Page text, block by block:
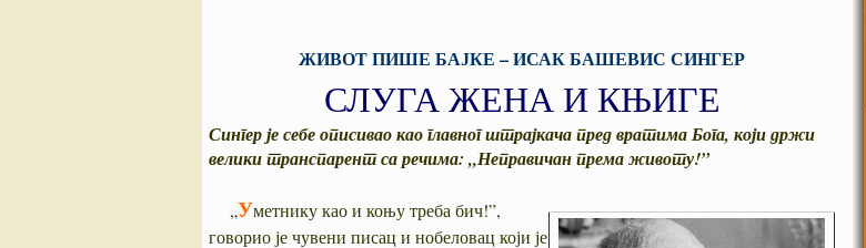
ЖИВОТ ПИШЕ БАЈКЕ – ИСАК БАШЕВИС СИНГЕР
СЛУГА ЖЕНА И КЊИГЕ
Сингер је себе описивао као главног штрајкача пред вратима Бога, који држи
велики транспарент са речима: „Неправичан према животу!”
„Уметнику као и коњу треба бич!”,
говорио је чувени писац и нобеловац који је